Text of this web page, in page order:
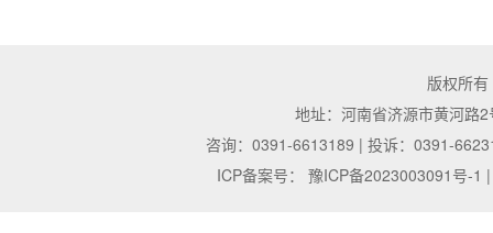
版权所
地址：河南省济源市黄河路
咨询：0391-6613189 | 投诉：0391-
ICP备案号：
豫ICP备2023003091号-1